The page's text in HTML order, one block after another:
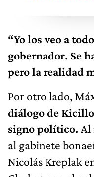
“Yo los veo a
gobernador. Se
pero la realidad
Por otro lado,
diálogo de
signo político. Al
al gabinete
Nicolás Kreplak